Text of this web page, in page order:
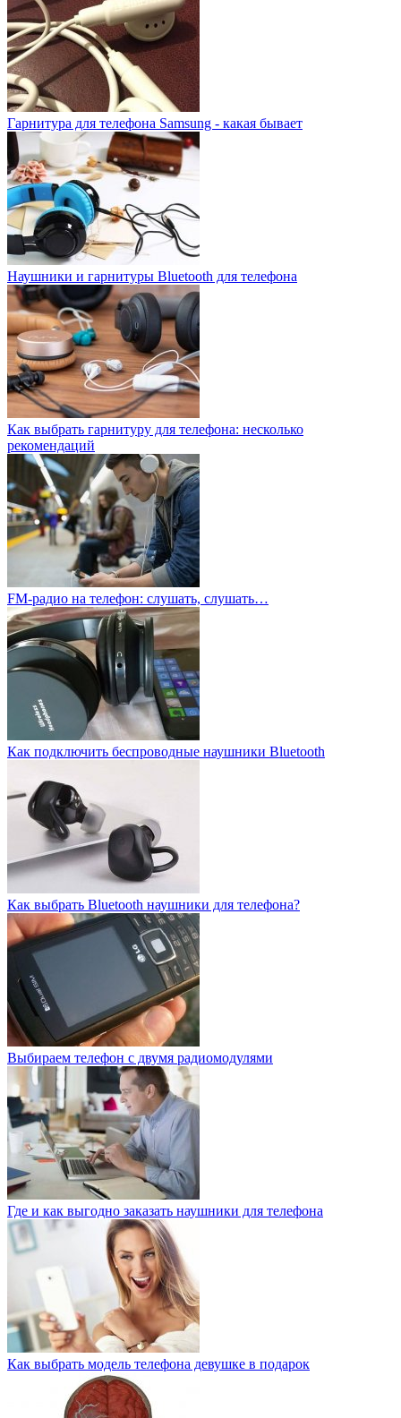
Гарнитура для телефона Samsung - какая бывает
Наушники и гарнитуры Bluetooth для телефона
Как выбрать гарнитуру для телефона: несколько
рекомендаций
FM-радио на телефон: слушать, слушать…
Как подключить беспроводные наушники Вluetooth
Как выбрать Bluetooth наушники для телефона?
Выбираем телефон с двумя радиомодулями
Где и как выгодно заказать наушники для телефона
Как выбрать модель телефона девушке в подарок